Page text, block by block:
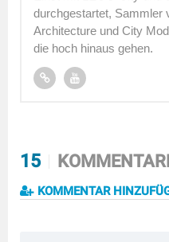
durchgestartet, Sammler
Architecture und City
die hoch hinaus gehen.
15
KOMMENTAR